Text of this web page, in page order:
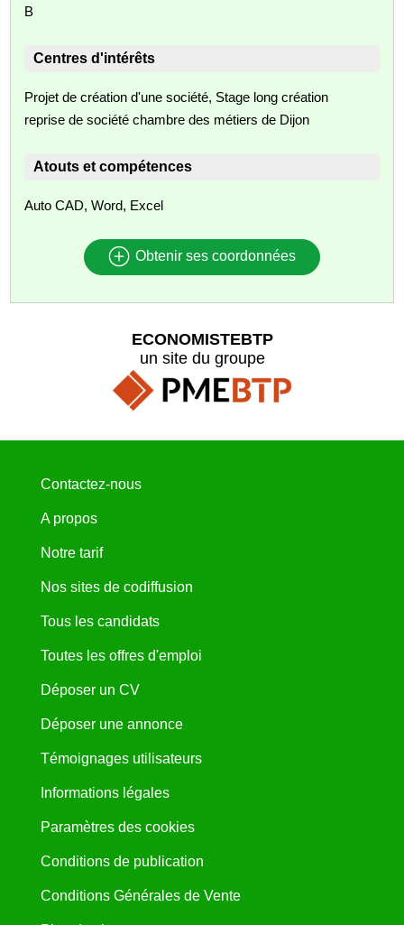
B
Centres d'intérêts
Projet de création d'une société, Stage long création
reprise de société chambre des métiers de Dijon
Atouts et compétences
Auto CAD, Word, Excel
Obtenir ses coordonnées
ECONOMISTEBTP
un site du groupe
Contactez-nous
A propos
Notre tarif
Nos sites de codiffusion
Tous les candidats
Toutes les offres d'emploi
Déposer un CV
Déposer une annonce
Témoignages utilisateurs
Informations légales
Paramètres des cookies
Conditions de publication
Conditions Générales de Vente